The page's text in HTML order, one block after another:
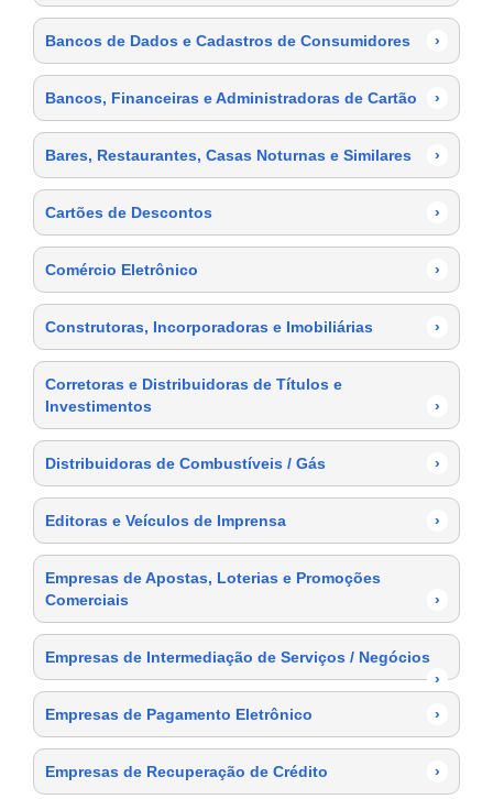
Bancos de Dados e Cadastros de Consumidores ›
Bancos, Financeiras e Administradoras de Cartão ›
Bares, Restaurantes, Casas Noturnas e Similares ›
Cartões de Descontos ›
Comércio Eletrônico ›
Construtoras, Incorporadoras e Imobiliárias ›
Corretoras e Distribuidoras de Títulos e
Investimentos
›
Distribuidoras de Combustíveis / Gás ›
Editoras e Veículos de Imprensa ›
Empresas de Apostas, Loterias e Promoções
Comerciais
›
Empresas de Intermediação de Serviços / Negócios
›
Empresas de Pagamento Eletrônico
›
Empresas de Recuperação de Crédito ›